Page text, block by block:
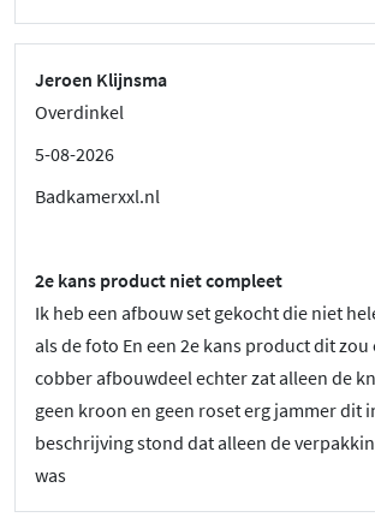
Jeroen Klijnsma
Overdinkel
5-08-2026
Badkamerxxl.nl
2e kans product niet compleet
Ik heb een afbouw set gekocht die niet
als de foto En een 2e kans product dit zou
cobber afbouwdeel echter zat alleen de
geen kroon en geen roset erg jammer dit
beschrijving stond dat alleen de
was